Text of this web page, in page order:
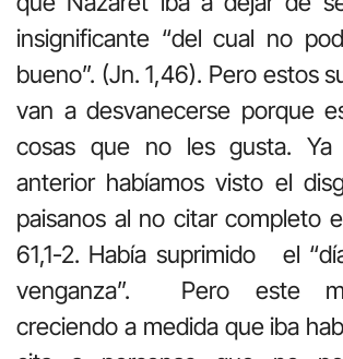
insignificante “del cual no
bueno”. (Jn. 1,46). Pero estos
van a desvanecerse porque
cosas que no les gusta. Ya
anterior habíamos visto el
paisanos al no citar completo
61,1-2. Había suprimido el
venganza”. Pero este
creciendo a medida que iba